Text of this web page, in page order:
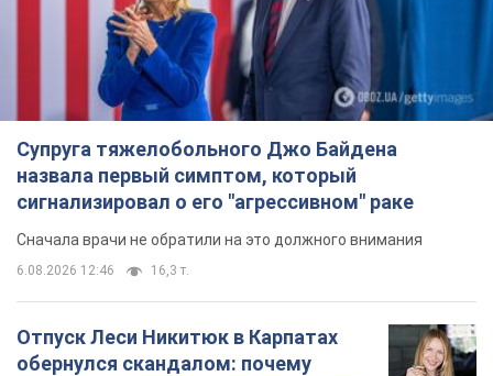
Супруга тяжелобольного Джо Байдена
назвала первый симптом, который
сигнализировал о его "агрессивном" раке
Сначала врачи не обратили на это должного внимания
6.08.2026 12:46 16,3 т.
Отпуск Леси Никитюк в Карпатах
обернулся скандалом: почему